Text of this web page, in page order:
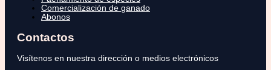
Comercialización de ganado
Abonos
Contactos
Visítenos en nuestra dirección o medios electrónicos